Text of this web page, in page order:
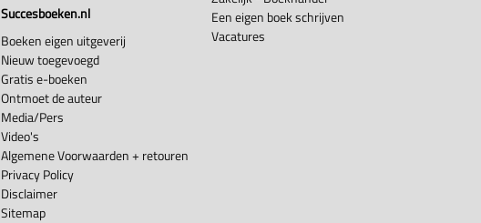
Succesboeken.nl
Boeken eigen uitgeverij
Nieuw toegevoegd
Gratis e-boeken
Ontmoet de auteur
Media/Pers
Video's
Algemene Voorwaarden + retouren
Privacy Policy
Disclaimer
Sitemap
Een eigen boek schrijven
Vacatures